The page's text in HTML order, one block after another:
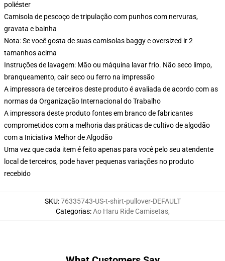
poliéster
Camisola de pescoço de tripulação com punhos com nervuras,
gravata e bainha
Nota: Se você gosta de suas camisolas baggy e oversized ir 2
tamanhos acima
Instruções de lavagem: Mão ou máquina lavar frio. Não seco limpo,
branqueamento, cair seco ou ferro na impressão
A impressora de terceiros deste produto é avaliada de acordo com as
normas da Organização Internacional do Trabalho
A impressora deste produto fontes em branco de fabricantes
comprometidos com a melhoria das práticas de cultivo de algodão
com a Iniciativa Melhor de Algodão
Uma vez que cada item é feito apenas para você pelo seu atendente
local de terceiros, pode haver pequenas variações no produto
recebido
SKU:76335743-US-t-shirt-pullover-DEFAULT
Categorias:Ao Haru Ride Camisetas,